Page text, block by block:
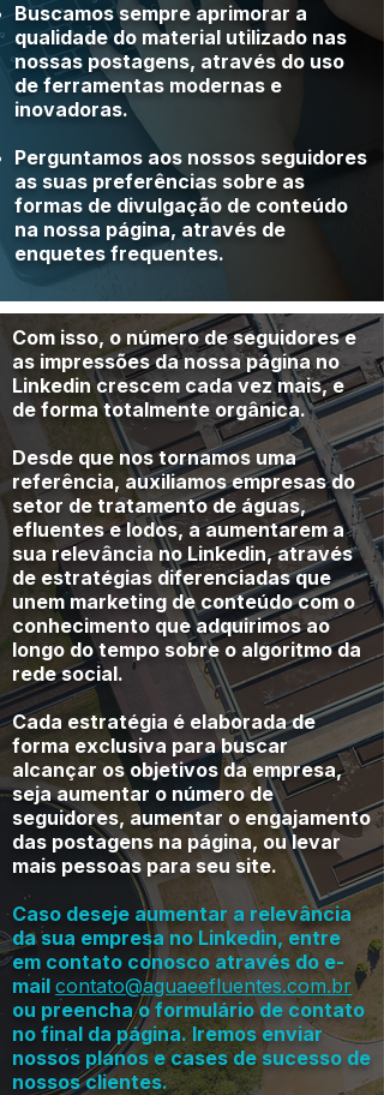
Buscamos sempre aprimorar a
qualidade do material utilizado nas
nossas postagens, através do uso
de ferramentas modernas e
inovadoras.
Perguntamos aos nossos seguidores
as suas preferências sobre as
formas de divulgação de conteúdo
na nossa página, através de
enquetes frequentes.
Com isso, o número de seguidores e
as impressões da nossa página no
Linkedin crescem cada vez mais, e
de forma totalmente orgânica.
Desde que nos tornamos uma
referência, auxiliamos empresas do
setor de tratamento de águas,
efluentes e lodos, a aumentarem a
sua relevância no Linkedin, através
de estratégias diferenciadas que
unem marketing de conteúdo com o
conhecimento que adquirimos ao
longo do tempo sobre o algoritmo da
rede social.
Cada estratégia é elaborada de
forma exclusiva para buscar
alcançar os objetivos da empresa,
seja aumentar o número de
seguidores, aumentar o engajamento
das postagens na página, ou levar
mais pessoas para seu site.
Caso deseje aumentar a relevância
da sua empresa no Linkedin, entre
em contato conosco através do e-
mail contato@aguaeefluentes.com.br
ou preencha o formulário de contato
no final da página. Iremos enviar
nossos planos e cases de sucesso de
nossos clientes.